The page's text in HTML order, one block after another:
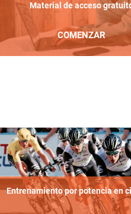
Material de acceso
COMENZAR
Entrenamiento por potencia en